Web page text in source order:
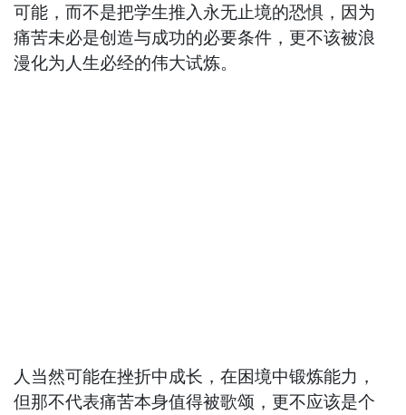
可能，而不是把学生推入永无止境的恐惧，因为
痛苦未必是创造与成功的必要条件，更不该被浪
漫化为人生必经的伟大试炼。
人当然可能在挫折中成长，在困境中锻炼能力，
但那不代表痛苦本身值得被歌颂，更不应该是个